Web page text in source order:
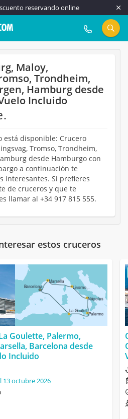
reservando online
917 815 555
Maloy,
Trondheim,
Hamburg desde
Incluido
está disponible: Crucero
Tromso, Trondheim,
desde Hamburgo con
a continuación te
interesantes. Si prefieres
de cruceros y que te
llamar al +34 917 815 555.
estos cruceros
Goulette, Palermo,
Barcelona desde
Incluido
13 octubre 2026